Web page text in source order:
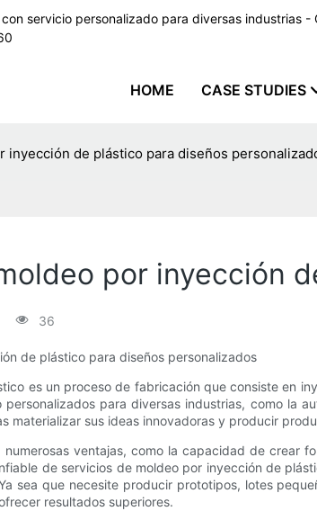
servicio personalizado para diversas industrias
HOME CASE STUDIES
inyección de plástico para diseños
por inyección
36
de plástico para diseños personalizados
es un proceso de fabricación que consiste en
para diversas industrias, como la
materializar sus ideas innovadoras y producir
ventajas, como la capacidad de
de servicios de moldeo por inyección de
sea que necesite producir prototipos, lotes
resultados superiores.